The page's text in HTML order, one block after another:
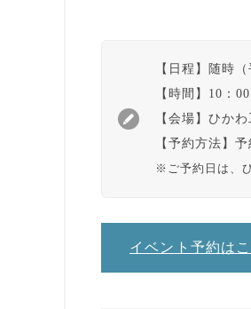
【日程】 随時（
【時間 】10：
【会場】ひかわ
【予約方法】予
※ご予約日は、
イベント予約は